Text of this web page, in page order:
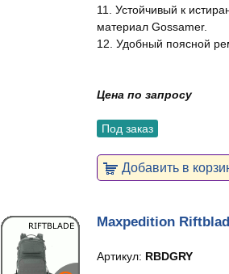
11. Устойчивый к
материал Gossamer.
12. Удобный поясной
Цена по запросу
Под заказ
Добавить в
Maxpedition
Артикул: RBDGRY